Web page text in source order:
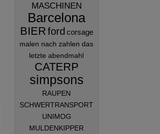
MASCHINEN
Barcelona
BIERford corsage
malen nach zahlen das
letzte abendmahl
CATERP
simpsons
RAUPEN
SCHWERTRANSPORT
UNIMOG
MULDENKIPPER